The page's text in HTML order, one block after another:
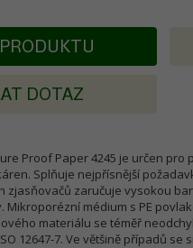
DOTAZ
Proof Paper 4245 je určen pro
Splňuje nejpřísnější
zjasňovačů zaručuje vysokou
Mikroporézní médium s PE
materiálu se téměř
12647-7. Ve většině případů